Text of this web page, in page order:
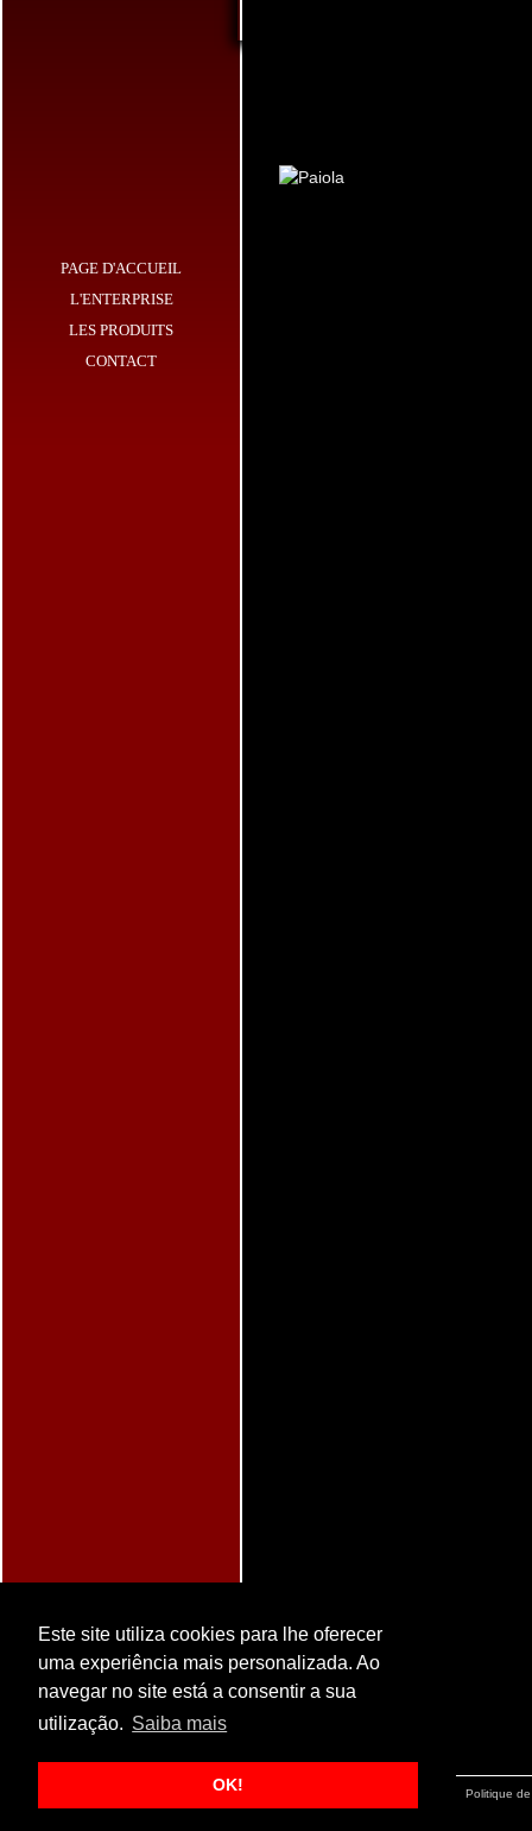
Este site utiliza cookies para lhe oferecer
uma experiência mais personalizada. Ao
navegar no site está a consentir a sua
utilização. Saiba mais
OK!
PAGE D'ACCUEIL
L'ENTERPRISE
LES PRODUITS
CONTACT
Politique